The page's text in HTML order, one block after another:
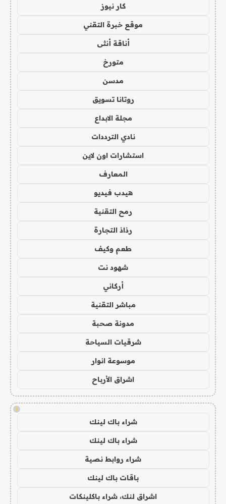
كار نيوز
موقع خبرة التقني
أناقة أنثى
متورخ
مدسن
روتانا تسويق
مجلة الابداع
نادي الترددات
استشارات اون لاين
المعارف
هيدب فيديو
رمح التقنية
رذاذ التجارة
طعم وكيف
شهود نت
أركاني
مباشر التقنية
مدونة صحبة
شرقيات السياحة
موسوعة انوار
اشراق الأرباح
!
شراء باك لينك
شراء باك لينك
شراء روابط نصية
باقات باك لينك
اشراق لنك، شراء باكلينكات